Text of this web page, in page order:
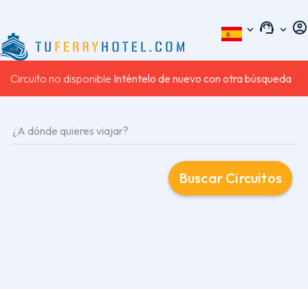
expand_more support_agent expand_more account_circle
Circuito no disponible Inténtelo de nuevo con otra búsqueda
¿A dónde quieres viajar?
Buscar Circuitos